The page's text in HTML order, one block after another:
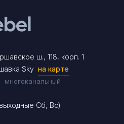
ш., 118, корп. 1
Sky на карте
Сб, Вс)
многоканальный